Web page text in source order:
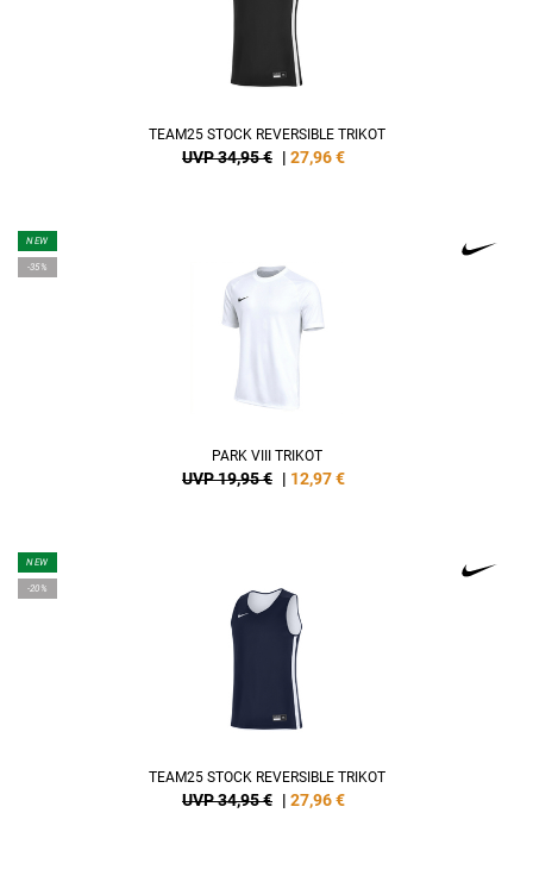
TEAM25 STOCK REVERSIBLE TRIKOT
UVP 34,95 € | 27,96€
NEW
-35%
PARK VIII TRIKOT
UVP 19,95 € | 12,97€
NEW
-20%
TEAM25 STOCK REVERSIBLE TRIKOT
UVP 34,95 € | 27,96€